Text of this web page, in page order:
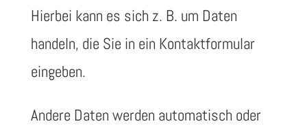
Hierbei kann es sich z. B. um Daten
handeln, die Sie in ein Kontaktformular
eingeben.
Andere Daten werden automatisch oder